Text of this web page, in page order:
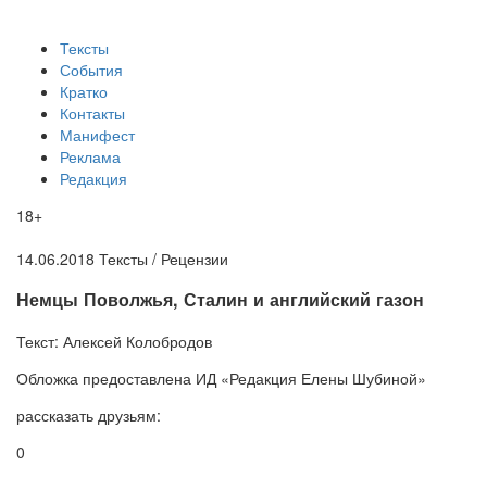
Тексты
События
Кратко
Контакты
Манифест
Реклама
Редакция
18+
14.06.2018 Тексты / Рецензии
​Немцы Поволжья, Сталин и английский газон
Текст: Алексей Колобродов
Обложка предоставлена ИД «Редакция Елены Шубиной»
рассказать друзьям:
0